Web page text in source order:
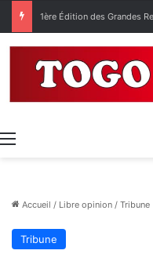
Menu
Accueil / Libre opinion / Tribune
Tribune